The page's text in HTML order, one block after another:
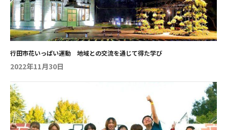
「社会に出る前に実際に手を動かして学びたい」と入学を決意し
ました。 テキパキ、サバサバ！工科系女子のリアルと「先を見据
える」スタンス 「工科系の大学の女子学生はどんな雰囲気だろ
う」という不安もありましたが、実際は良い意味でイメージを裏
切るものでした。女子同士は過度に群れず孤立もしない「ほどよ
い距離感」で、テキパキとサバサバした人が多いです。授業やサ
ークル活動で交流もしやすく、実習で重い荷物がある時も、「1
授業でも、女子が実質的なリーダーとして男子を引っ張る場面も
あり、作業をスムーズに進める力になっています。3年生の今で
は、1人1人が「仕上げ」や「施工管理」など明確な目的意識や専
門性を持ち、お互いに良い刺激を与え合っています。 学業では
全体の持続可能性に寄与し、環境破壊や資源枯渇の抑制に貢献し
ている実態を解説されました。 キャリアの本質と基礎的・汎用
的能力 続いて「キャリアとは何か」というテーマに移りまし
た。キャリアとは職歴や経歴を指すのみではなく、人が生きてい
に出ていない学生たちも、すでに置かれた立場において役割を果
たしており、キャリア発達の最中にあることが強調されました。
力」として、以下の4点が提示されました。 ・人間関係形成・社
会形成能力 ・自己理解・自己管理能力 ・課題対応能力 ・キャリ
アプランニング能力 講義内では、これらの能力に関するセルフ
チェックや学生同士の活発な意見交換が行われ、参加者自身が現
行田市花いっぱい運動 地域との交流を通じて得た学び
2022年11月30日